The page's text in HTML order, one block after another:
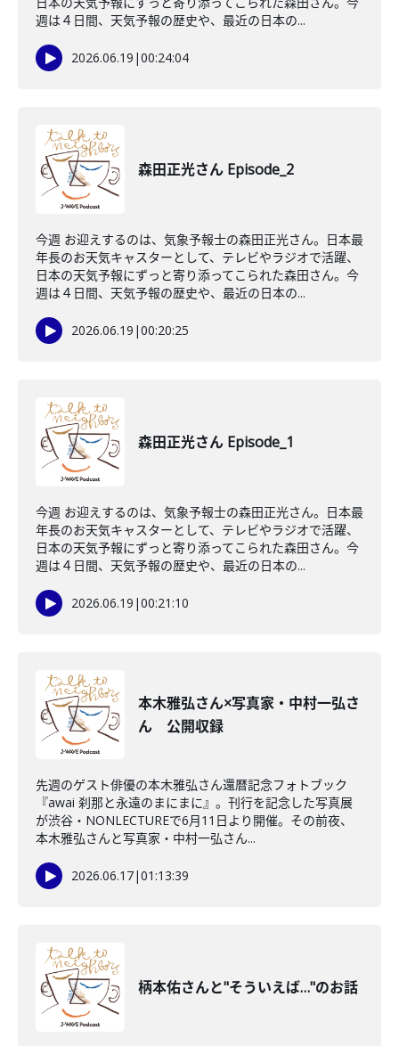
週は４日間、天気予報の歴史や、最近の日本の...
2026.06.19 |00:24:04
森田正光さん Episode_2
今週 お迎えするのは、気象予報士の森田正光さん。日本最
年長のお天気キャスターとして、テレビやラジオで活躍、
日本の天気予報にずっと寄り添ってこられた森田さん。今
週は４日間、天気予報の歴史や、最近の日本の...
2026.06.19 |00:20:25
森田正光さん Episode_1
今週 お迎えするのは、気象予報士の森田正光さん。日本最
年長のお天気キャスターとして、テレビやラジオで活躍、
日本の天気予報にずっと寄り添ってこられた森田さん。今
週は４日間、天気予報の歴史や、最近の日本の...
2026.06.19 |00:21:10
本木雅弘さん×写真家・中村一弘さ
ん 公開収録
先週のゲスト俳優の本木雅弘さん還暦記念フォトブック
『awai 刹那と永遠のまにまに』。刊行を記念した写真展
が渋谷・NONLECTUREで6月11日より開催。その前夜、
本木雅弘さんと写真家・中村一弘さん...
2026.06.17|01:13:39
柄本佑さんと"そういえば…"のお話